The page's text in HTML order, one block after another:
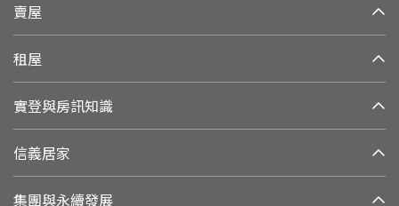
賣屋
租屋
實登與房訊知識
信義居家
集團與永續發展